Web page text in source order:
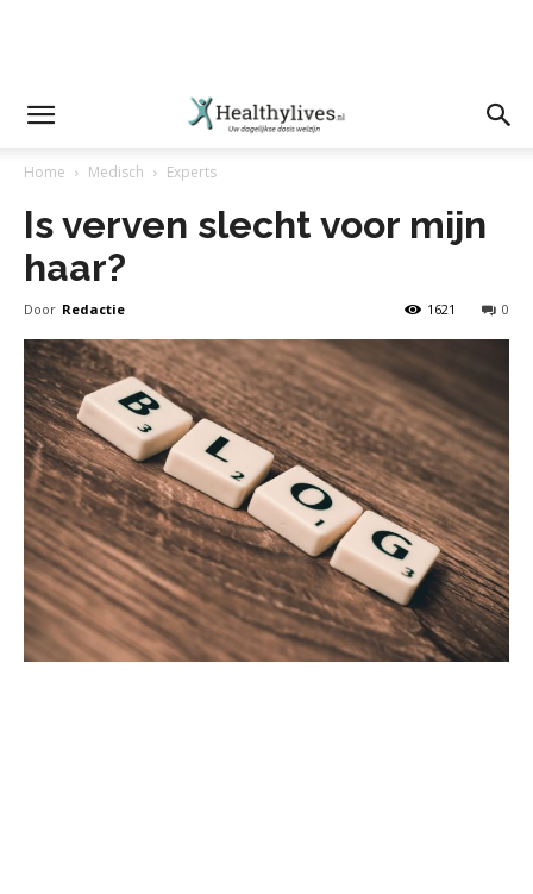
Home Medisch Experts
Is verven slecht voor mijn
haar?
Door Redactie 0
1621